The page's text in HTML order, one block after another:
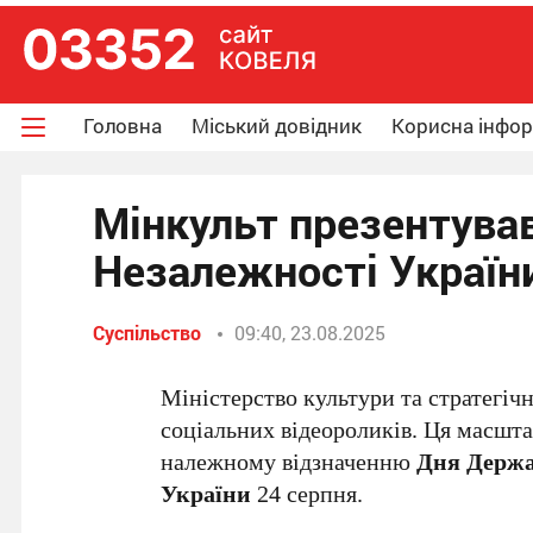
Головна Міський довідник Корисна
Мінкульт
Незалежності
Суспільство 09:40, 23.08.2025
Міністерство культури та
соціальних відеороликів. Ця
належному відзначеннюДня
України 24 серпня.